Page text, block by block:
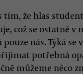
tím, že hlas
což se ostatně
nás. Týká
potřebná
můžeme něco